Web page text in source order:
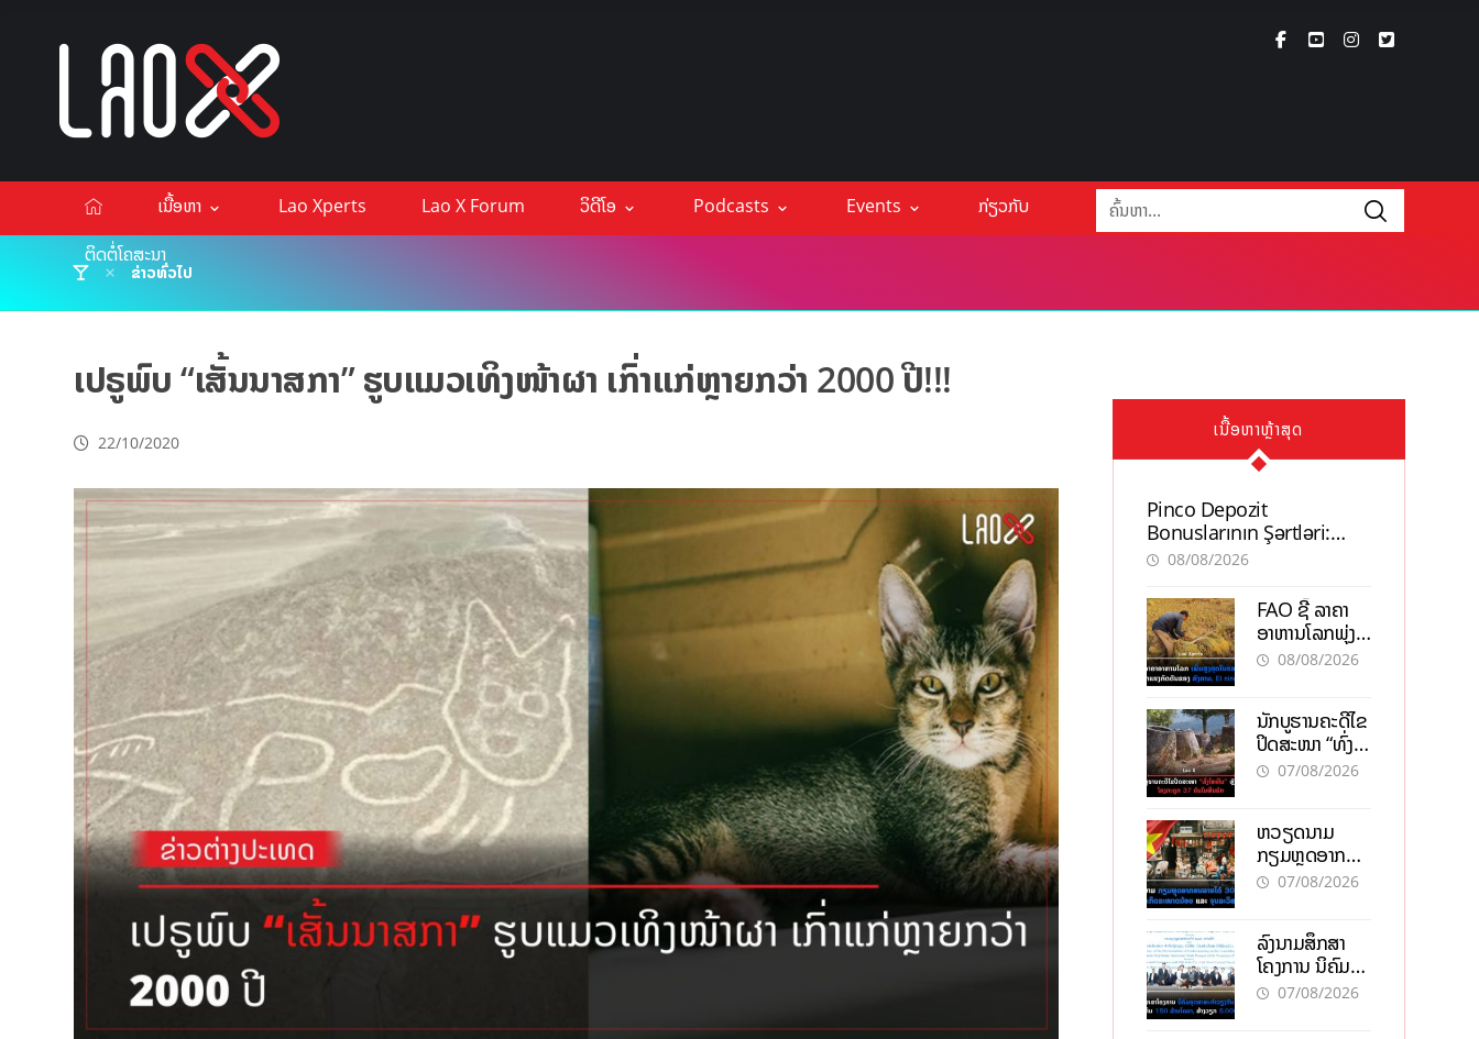
ເນື້ອຫາ Lao Xperts Lao X Forum ວິດີໂອ Podcasts Events
ກ່ຽວກັບ
ຕິດຕໍ່ໂຄສະນາ
ຂ່າວທົ່ວໄປ
ເປຣູພົບ “ເສັ້ນນາສກາ” ຮູບແມວເທິງໜ້າຜາ ເກົ່າແກ່ຫຼາຍກວ່າ 2000 ປີ!!!
22/10/2020
ເນື້ອຫາຫຼ້າສຸດ
Pinco Depozit
Bonuslarının Şərtləri:
Təcrübəli İstifadəçilərdən
08/08/2026
FAO ຊີ້ ລາຄາ
ອາຫານໂລກພຸ່ງ
ສູງສຸດໃນຮອບ 3
ສົງຄາມ, El
nino
08/08/2026
ນັກບູຮານຄະດີໄຂ
ປິດສະໜາ “ທົ່ງ
ໄຫຫີນ” ຫຼັງພົບ
07/08/2026
ຫວຽດນາມ
ກຽມຫຼຸດອາກອນ
ລາຍໄດ້ 30%
ແລະ ຈຸນລະ
ວິສາຫະກິດ
07/08/2026
ລົງນາມສຶກສາ
ໂຄງການ ນິຄົມ
ອຸດສາຫະກຳ
07/08/2026